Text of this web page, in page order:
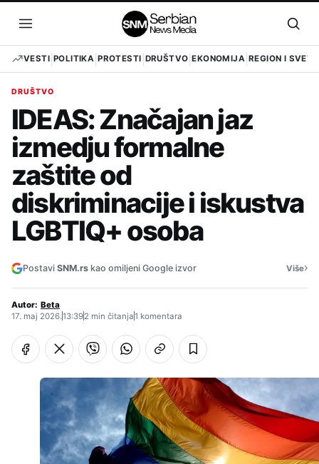
sadržaj
Otvori
meni
VESTI POLITIKA PROTESTI DRUŠTVO EKONOMIJA REGION I SVET
DRUŠTVO
IDEAS: Značajan jaz
izmedju formalne
zaštite od
diskriminacije i iskustva
LGBTIQ+ osoba
Postavi SNM.rs kao omiljeni Google izvor Više›
Autor: Beta
17. maj 2026.13:392 min čitanja1 komentara